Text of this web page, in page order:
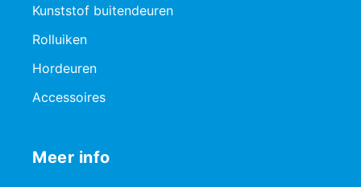
Kunststof buitendeuren
Rolluiken
Hordeuren
Accessoires
Meer info